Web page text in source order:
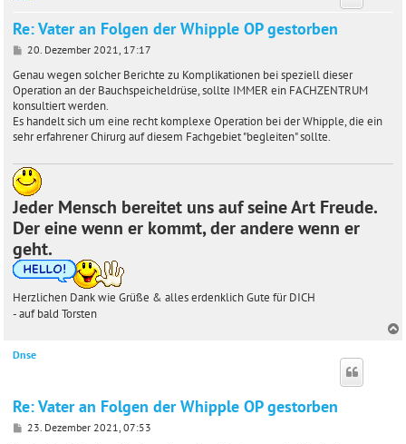
Re: Vater an Folgen der Whipple OP gestorben
B
i
t
a
g
20. Dezember 2021, 17:17
Genau wegen solcher Berichte zu Komplikationen bei speziell dieser
Operation an der Bauchspeicheldrüse, sollte IMMER ein FACHZENTRUM
konsultiert werden.
Es handelt sich um eine recht komplexe Operation bei der Whipple, die ein
sehr erfahrener Chirurg auf diesem Fachgebiet "begleiten" sollte.
Jeder Mensch bereitet uns auf seine Art Freude.
Der eine wenn er kommt, der andere wenn er
geht.
Herzlichen Dank wie Grüße & alles erdenklich Gute für DICH
- auf bald Torsten
Dnse
Re: Vater an Folgen der Whipple OP gestorben
B23. Dezember 2021, 07:53